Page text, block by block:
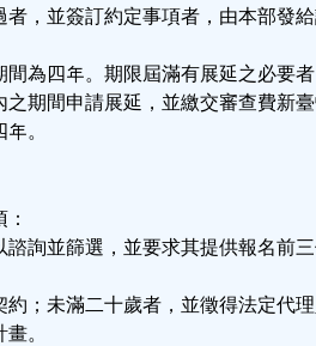
者，並簽訂約定事項者，由本部發
間為四年。期限屆滿有展延之必要
之期間申請展延，並繳交審查費新
。
諮詢並篩選，並要求其提供報名前
約；未滿二十歲者，並徵得法定代
。